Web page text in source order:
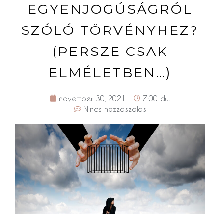
EGYENJOGÚSÁGRÓL
SZÓLÓ TÖRVÉNYHEZ?
(PERSZE CSAK
ELMÉLETBEN…)
november 30, 2021
7:00 du.
Nincs hozzászólás